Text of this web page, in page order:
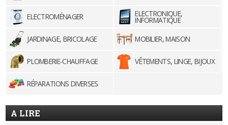
ELECTROMÉNAGER ELECTRONIQUE,
INFORMATIQUE
JARDINAGE, BRICOLAGE
MOBILIER, MAISON
PLOMBERIE-CHAUFFAGE VÊTEMENTS, LINGE, BIJOUX
RÉPARATIONS DIVERSES
A LIRE